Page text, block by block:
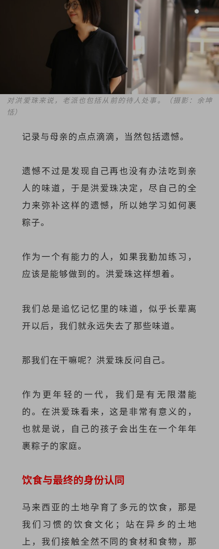
对洪爱珠来说，老派也包括从前的待人处事。（摄影：余坤
恬）
记录与母亲的点点滴滴，当然包括遗憾。
遗憾不过是发现自己再也没有办法吃到亲
人的味道，于是洪爱珠决定，尽自己的全
力来弥补这样的遗憾，所以她学习如何裹
粽子。
作为一个有能力的人，如果我勤加练习，
应该是能够做到的。洪爱珠这样想着。
我们总是追忆记忆里的味道，似乎长辈离
开以后，我们就永远失去了那些味道。
那我们在干嘛呢？洪爱珠反问自己。
作为更年轻的一代，我们是有无限潜能
的。在洪爱珠看来，这是非常有意义的，
也就是说，自己的孩子会出生在一个年年
裹粽子的家庭。
饮食与最终的身份认同
马来西亚的土地孕育了多元的饮食，那是
我们习惯的饮食文化；站在异乡的土地
上，我们接触全然不同的食材和食物，那